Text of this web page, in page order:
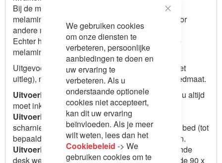
Close
We gebruiken cookies
om onze diensten te
verbeteren, persoonlijke
aanbiedingen te doen en
uw ervaring te
verbeteren. Als u
onderstaande optionele
cookies niet accepteert,
kan dit uw ervaring
beïnvloeden. Als je meer
wilt weten, lees dan het
Cookiebeleid -> We
gebruiken cookies om te
Bij de meeste fabrikanten is de basis prijs voor
melamine mat wit en betaald u een meerprijs voor
andere melamine kleuren
Echter heeft u bij deze fabriek keus uit meerdere
melamine kleuren voor dezelfde aanvangsprijs.
Uitgevoerd met 3 varianten van desk (zie foto met
uitleg), niet elk model is toepasbaar voor elke bedmaat.
Uitvoering 1:
Wingdesk: Dit is een desk welke u altijd
moet inklappen alvorens het bed te openen.
Uitvoering 2:
Folding desk: deze desk heeft 2
scharnierende metalen poten en klapt onder het bed (tot
bepaalde hoogte kunt u er spullen op laten staan.
Uitvoering 3:
VoilaDesk, dit is een neerklappende
desk welke onder het bed valt, echter alleen bij de 90 x